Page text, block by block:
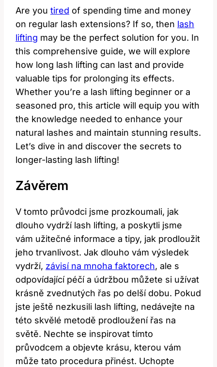
Are you tired of spending time and money
on regular lash extensions? If so, then lash
lifting may be the perfect solution for you. In
this comprehensive guide, we will explore
how long lash lifting can last and provide
valuable tips for prolonging its effects.
Whether you’re a lash lifting beginner or a
seasoned pro, this article will equip you with
the knowledge needed to enhance your
natural lashes and maintain stunning results.
Let’s dive in and discover the secrets to
longer-lasting lash lifting!
Závěrem
V tomto průvodci jsme prozkoumali, jak
dlouho vydrží lash lifting, a poskytli jsme
vám užitečné informace a tipy, jak prodloužit
jeho trvanlivost. Jak dlouho vám výsledek
vydrží, závisí na mnoha faktorech, ale s
odpovídající péčí a údržbou můžete si užívat
krásně zvednutých řas po delší dobu. Pokud
jste ještě nezkusili lash lifting, nedávejte na
této skvělé metodě prodloužení řas na
světě. Nechte se inspirovat tímto
průvodcem a objevte krásu, kterou vám
může tato procedura přinést. Uchopte